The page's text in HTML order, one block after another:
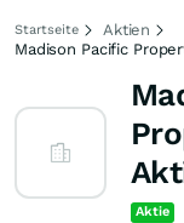
Startseite
Aktien
Madison Pacific
Aktie